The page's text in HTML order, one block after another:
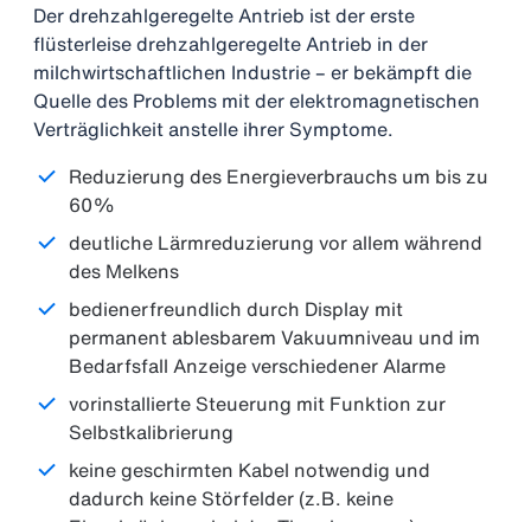
Der drehzahlgeregelte Antrieb ist der erste
flüsterleise drehzahlgeregelte Antrieb in der
milchwirtschaftlichen Industrie – er bekämpft die
Quelle des Problems mit der elektromagnetischen
Verträglichkeit anstelle ihrer Symptome.
Reduzierung des Energieverbrauchs um bis zu
60%
deutliche Lärmreduzierung vor allem während
des Melkens
bedienerfreundlich durch Display mit
permanent ablesbarem Vakuumniveau und im
Bedarfsfall Anzeige verschiedener Alarme
vorinstallierte Steuerung mit Funktion zur
Selbstkalibrierung
keine geschirmten Kabel notwendig und
dadurch keine Störfelder (z.B. keine